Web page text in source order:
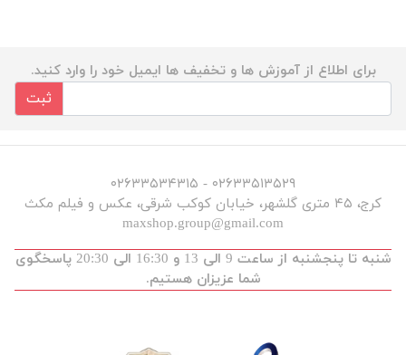
برای اطلاع از آموزش ها و تخفیف ها ایمیل خود را وارد کنید.
ثبت
۰۲۶۳۳۵۱۳۵۲۹ - ۰۲۶۳۳۵۳۴۳۱۵
کرج، ۴۵ متری گلشهر، خیابان کوکب شرقی، عکس و فیلم مکث
maxshop.group@gmail.com
شنبه تا پنجشنبه از ساعت 9 الی 13 و 16:30 الی 20:30 پاسخگوی
شما عزیزان هستیم.